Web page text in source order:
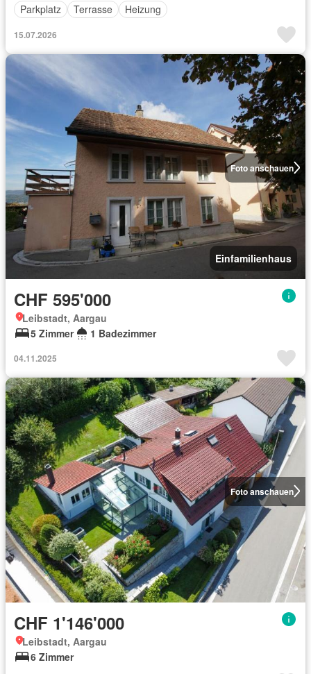
Parkplatz
Terrasse Heizung
15.07.2026
Foto anschauen
Einfamilienhaus
CHF 595'000
Leibstadt, Aargau
5 Zimmer
1 Badezimmer
04.11.2025
Foto anschauen
CHF 1'146'000
Leibstadt, Aargau
6 Zimmer